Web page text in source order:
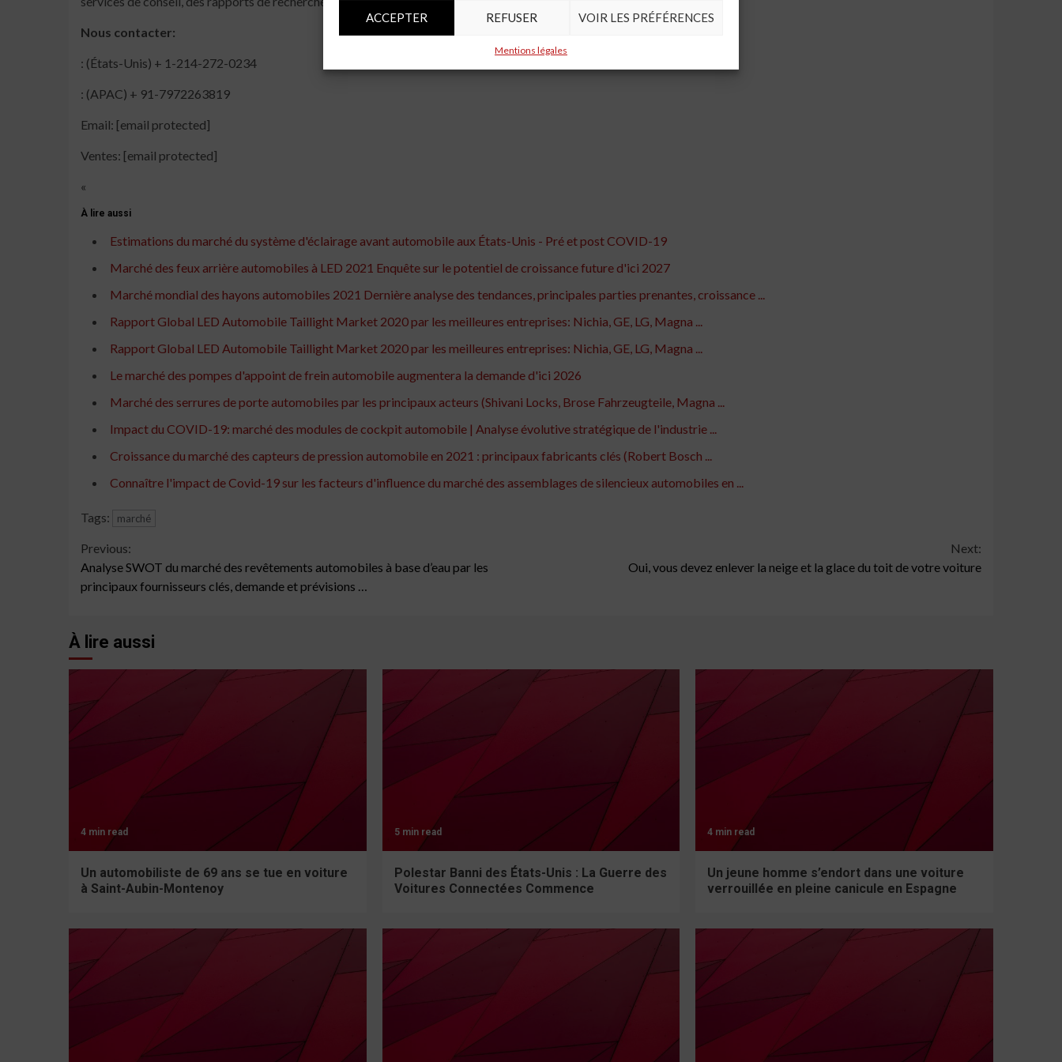
ACCEPTER REFUSER VOIR LES PRÉFÉRENCES
Mentions légales
Nous contacter:
: (États-Unis) + 1-214-272-0234
: (APAC) + 91-7972263819
Email: [email protected]
Ventes: [email protected]
«
À lire aussi
Estimations du marché du système d'éclairage avant automobile aux États-Unis - Pré et post COVID-19
Marché des feux arrière automobiles à LED 2021 Enquête sur le potentiel de croissance future d'ici 2027
Marché mondial des hayons automobiles 2021 Dernière analyse des tendances, principales parties prenantes, croissance ...
Rapport Global LED Automobile Taillight Market 2020 par les meilleures entreprises: Nichia, GE, LG, Magna ...
Rapport Global LED Automobile Taillight Market 2020 par les meilleures entreprises: Nichia, GE, LG, Magna ...
Le marché des pompes d'appoint de frein automobile augmentera la demande d'ici 2026
Marché des serrures de porte automobiles par les principaux acteurs (Shivani Locks, Brose Fahrzeugteile, Magna ...
Impact du COVID-19: marché des modules de cockpit automobile | Analyse évolutive stratégique de l'industrie ...
Croissance du marché des capteurs de pression automobile en 2021 : principaux fabricants clés (Robert Bosch ...
Connaître l'impact de Covid-19 sur les facteurs d'influence du marché des assemblages de silencieux automobiles en ...
Tags: marché
Continue
Reading
Previous:
Analyse SWOT du marché des revêtements automobiles à base d’eau par les
principaux fournisseurs clés, demande et prévisions …
Next:
Oui, vous devez enlever la neige et la glace du toit de votre voiture
À lire aussi
4 min read
Un automobiliste de 69 ans se tue en voiture
à Saint-Aubin-Montenoy
5 min read
Polestar Banni des États-Unis : La Guerre des
Voitures Connectées Commence
4 min read
Un jeune homme s’endort dans une voiture
verrouillée en pleine canicule en Espagne